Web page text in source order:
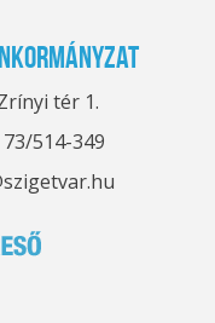
tér 1.
514-349